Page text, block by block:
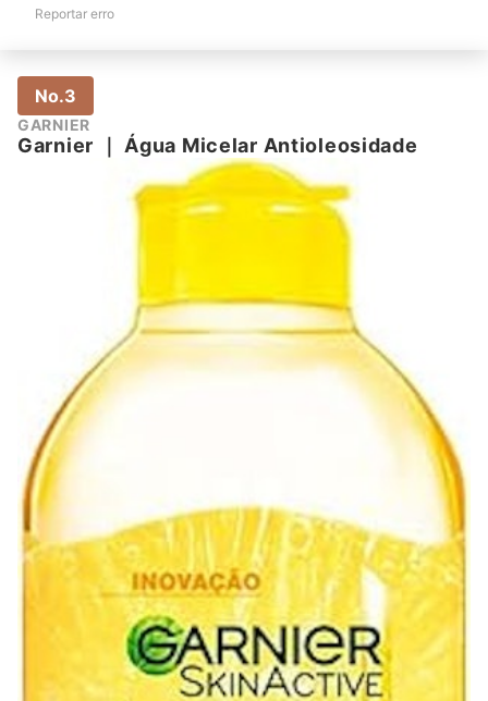
Reportar erro
No.3
GARNIER
Garnier ｜Água Micelar Antioleosidade